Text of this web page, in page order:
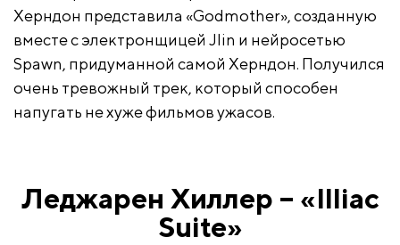
Херндон представила «Godmother», созданную
вместе с электронщицей Jlin и нейросетью
Spawn, придуманной самой Херндон. Получился
очень тревожный трек, который способен
напугать не хуже фильмов ужасов.
Леджарен Хиллер – «Illiac
Suite»